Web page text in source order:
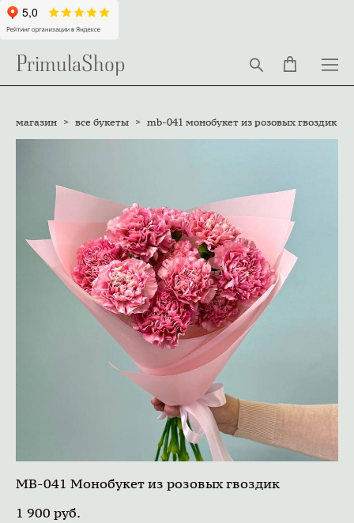
PrimulaShop
магазин > все букеты > mb-041 монобукет из розовых гвоздик
MB-041 Монобукет из розовых гвоздик
1 900 pуб.